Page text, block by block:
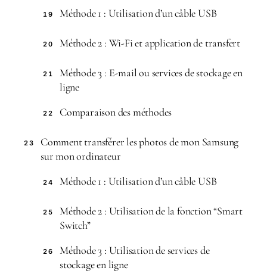
19 Méthode 1 : Utilisation d’un câble USB
20 Méthode 2 : Wi-Fi et application de transfert
21
Méthode 3 : E-mail ou services de stockage en
ligne
22 Comparaison des méthodes
23
Comment transférer les photos de mon Samsung
sur mon ordinateur
24 Méthode 1 : Utilisation d’un câble USB
25
Méthode 2 : Utilisation de la fonction “Smart
Switch”
26
Méthode 3 : Utilisation de services de
stockage en ligne